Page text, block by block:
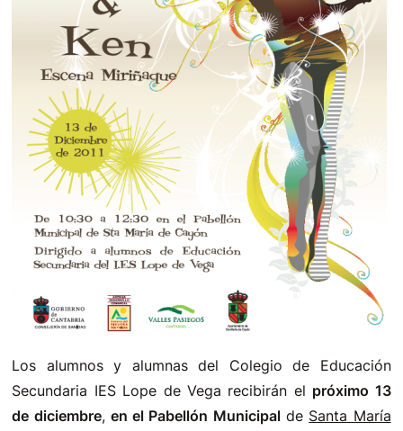
Los alumnos y alumnas del Colegio de Educación
Secundaria IES Lope de Vega recibirán el próximo 13
de diciembre, en el Pabellón Municipalde Santa María